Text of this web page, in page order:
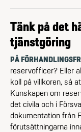
Tänk på det
tjänstgöring
PÅ
reservofficer? Eller
koll på villkoren, så
Kunskapen om
det civila och i
dokumentation från
förutsättningarna